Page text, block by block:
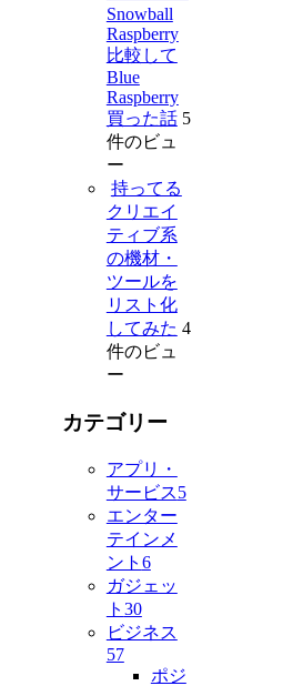
Snowball
Raspberry
比較して
Blue
Raspberry
買った話 5
件のビュ
ー
持ってる
クリエイ
ティブ系
の機材・
ツールを
リスト化
してみた 4
件のビュ
ー
カテゴリー
アプリ・
サービス5
エンター
テインメ
ント 6
ガジェッ
ト 30
ビジネス
57
ポジ